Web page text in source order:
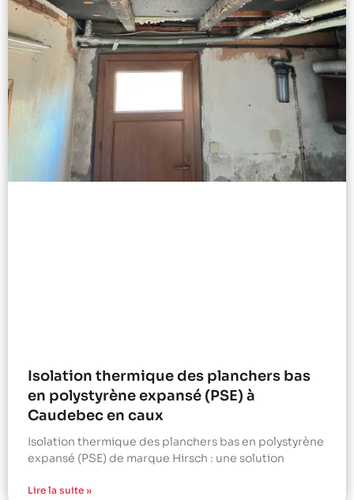
Isolation thermique des planchers bas
en polystyrène expansé (PSE) à
Caudebec en caux
Isolation thermique des planchers bas en polystyrène
expansé (PSE) de marque Hirsch : une solution
Lire la suite »